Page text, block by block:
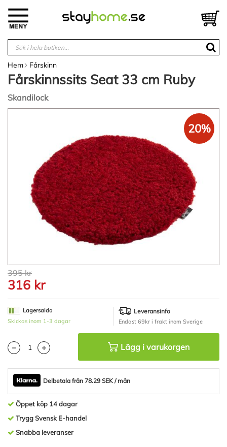
innehållet
Hem Fårskinn
Fårskinnssits Seat 33 cm Ruby
Skandilock
Hoppa
till
början
av
bildgalleriet
20%
395 kr
316 kr
Lagersaldo
Skickas inom 1-3 dagar
Leveransinfo
Endast 69kr i frakt inom Sverige
Lägg i varukorgen
Delbetala från 78.29 SEK / mån
Öppet köp 14 dagar
Trygg Svensk E-handel
Snabba leveranser